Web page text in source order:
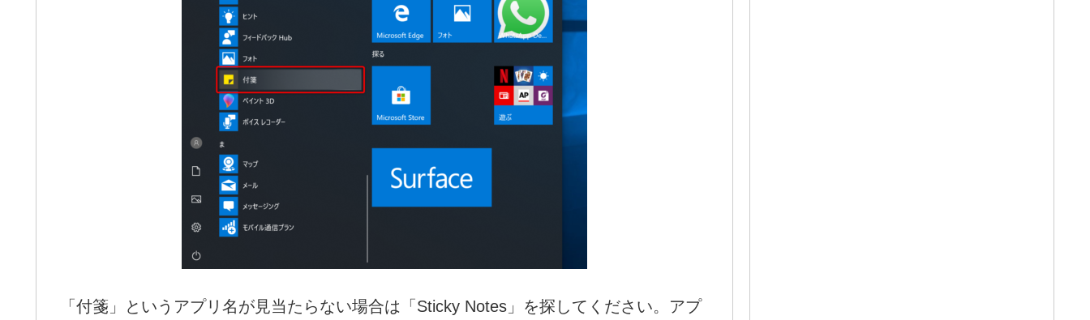
「付箋」というアプリ名が見当たらない場合は「Sticky Notes」を探してください。アプ